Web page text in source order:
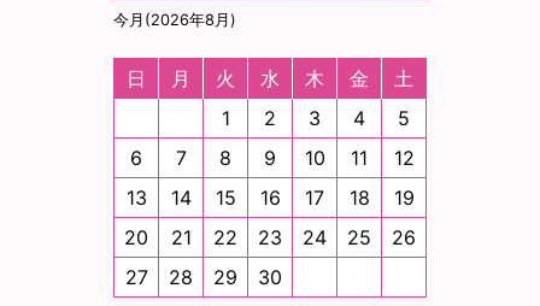
今月(2026年8月)
日 月 火 水 木 金
土
1
2 3 4
5
6
7 8 9 10 11
12
13
14 15 16 17 18
19
20
21 22 23 24 25
26
27
28 29 30